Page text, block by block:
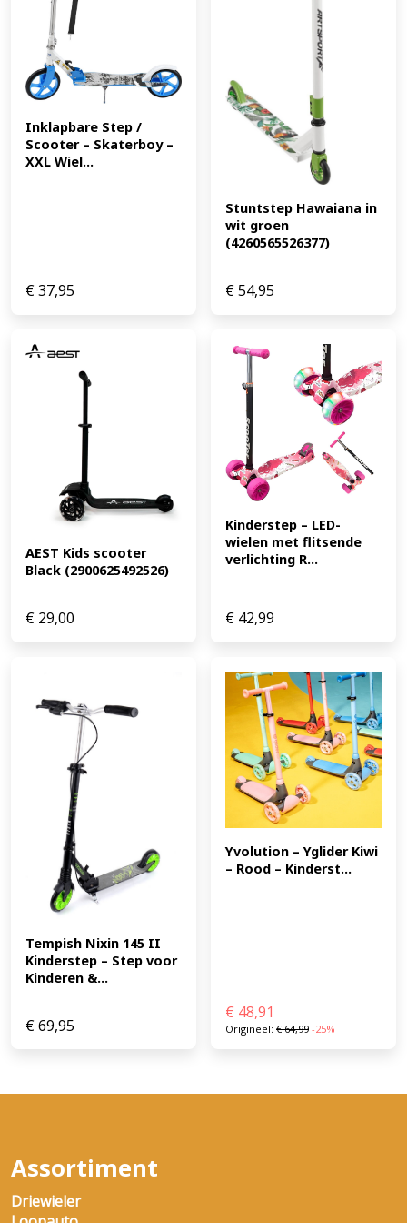
Boardbreedte: ca. 90 mm Boardlengte: ca: 440 mm - Max.
toelaatbaar gewicht: 50 kg - Metalen balhoofd met
kogellagers - Traprem op het achterwiel - In elke
hoogte verstelbaar stuur max. 84,5 cm (EAN:
5055111319560)
Inklapbare Step /
Scooter – Skaterboy –
XXL Wiel...
€37,95
Stuntstep Hawaiana in
wit groen
(4260565526377)
€54,95
AEST Kids scooter
Black (2900625492526)
€ 29,00
Kinderstep – LED-
wielen met flitsende
verlichting R...
€ 42,99
Tempish Nixin 145 II
Kinderstep – Step voor
Kinderen &...
€69,95
Yvolution – Yglider Kiwi
– Rood – Kinderst...
€ 48,91
Origineel: €64,99 -25%
Assortiment
Driewieler